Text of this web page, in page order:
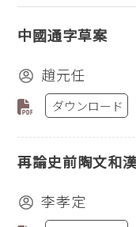
中國通字草案
趙元任
ダウンロード
再論史前陶文和
李孝定